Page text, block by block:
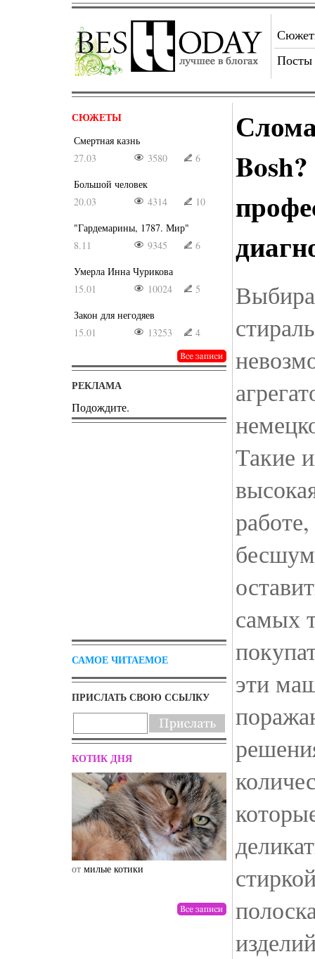
Посты
СЮЖЕТЫ
Смертная казнь
27.03
3580
6
Большой человек
20.03
4314
10
"Гардемарины, 1787. Мир"
8.11
9345
6
Умерла Инна Чурикова
15.01
10024
5
Закон для негодяев
15.01
13253 4
РЕКЛАМА
Подождите.
САМОЕ ЧИТАЕМОЕ
ПРИСЛАТЬ СВОЮ ССЫЛКУ
КОТИК ДНЯ
от милые котики
Такие
самых
эти